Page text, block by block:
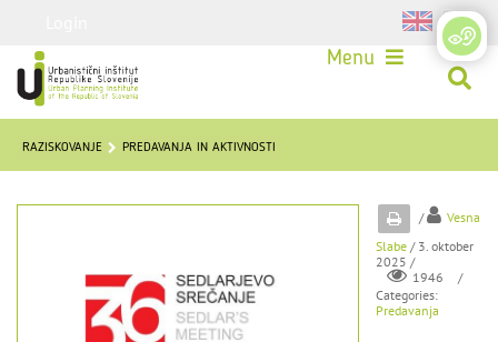
Menu
RAZISKOVANJE PREDAVANJA IN AKTIVNOSTI
/
Vesna
Slabe / 3. oktober
2025 /
1946
/
Categories:
Predavanja